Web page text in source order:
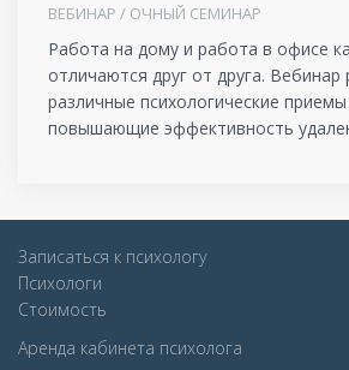
ВЕБИНАР / ОЧНЫЙ СЕМИНАР
Работа на дому и работа в офисе
отличаются друг от друга. Вебинар
различные психологические
повышающие эффективность
Записаться к психологу
Психологи
Стоимость
Аренда кабинета психолога